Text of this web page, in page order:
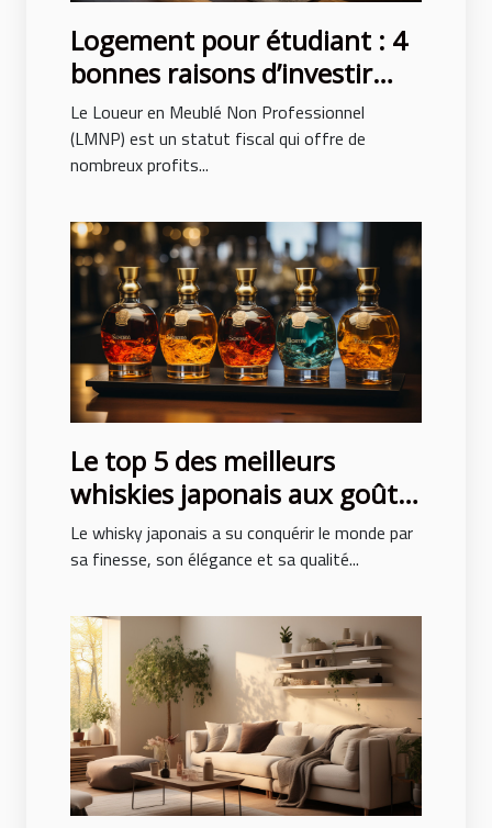
Logement pour étudiant : 4
bonnes raisons d’investir
avec le LMNP
Le Loueur en Meublé Non Professionnel
(LMNP) est un statut fiscal qui offre de
nombreux profits...
Le top 5 des meilleurs
whiskies japonais aux goûts
exceptionnels
Le whisky japonais a su conquérir le monde par
sa finesse, son élégance et sa qualité...